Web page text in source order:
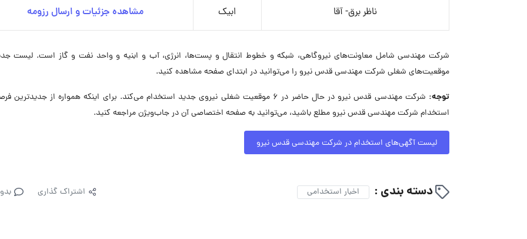
ناظر برق- آقا ابیک مشاهده جزئیات و ارسال رزومه
شرکت مهندسی شامل معاونت‌های نیروگاهی، شبکه و خطوط انتقال و پست‌ها، انرژی، آب و ابنیه و واحد نفت و گاز است. لیست
موقعیت‌های شغلی شرکت مهندسی قدس نیرو را می‌توانید در ابتدای صفحه مشاهده کنید.
توجه:
شرکت مهندسی قدس نیرو در حال حاضر در ۶ موقعیت شغلی نیروی جدید استخدام می‌کند. برای اینکه همواره از
استخدام شرکت مهندسی قدس نیرو مطلع باشید، می‌توانید به صفحه اختصاصی آن در جاب‌ویژن مراجعه کنید.
لیست آگهی‌های استخدام در شرکت مهندسی قدس نیرو
دسته بندی : اخبار استخدامی اشتراک گذاری